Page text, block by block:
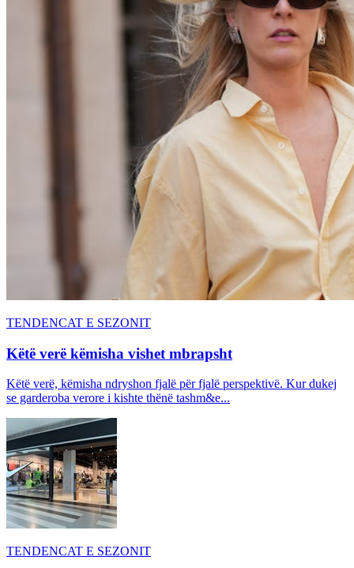
TENDENCAT E SEZONIT
Këtë verë këmisha vishet mbrapsht
Këtë verë, këmisha ndryshon fjalë për fjalë perspektivë. Kur dukej
se garderoba verore i kishte thënë tashm&e...
TENDENCAT E SEZONIT